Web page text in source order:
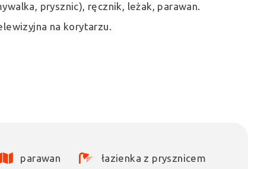
prysznic), ręcznik, leżak, parawan.
na korytarzu.
parawan łazienka z prysznicem